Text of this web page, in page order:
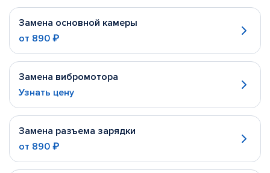
Замена основной камеры
от 890 ₽
Замена вибромотора
Узнать цену
Замена разъема зарядки
от 890 ₽